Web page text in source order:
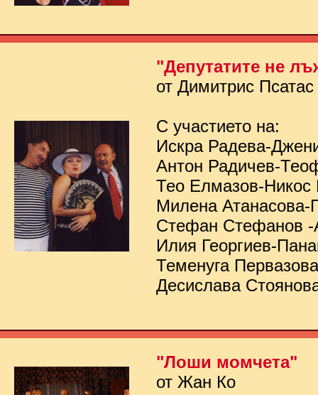
"Депутатите не
от Димитрис Псатас
С участието на:
Искра Радева-
Антон Радичев-
Тео Елмазов-Никос
Милена Атанасова-
Стефан Стефанов -
Илия Георгиев-
Теменуга
Десислава
"Лоши момчета"
от Жан Ко